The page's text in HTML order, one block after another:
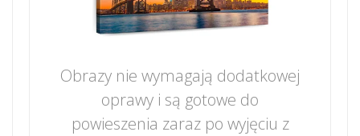
Obrazy nie wymagają dodatkowej
oprawy i są gotowe do
powieszenia zaraz po wyjęciu z